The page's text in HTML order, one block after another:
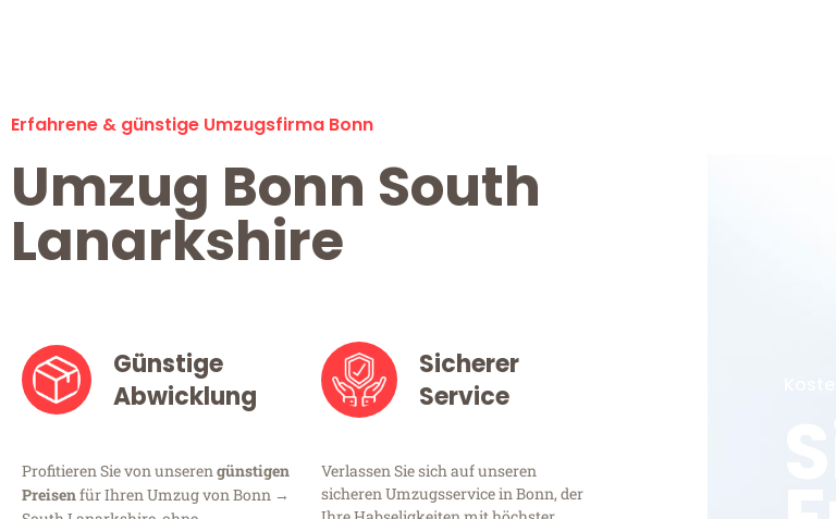
Erfahrene & günstige Umzugsfirma Bonn
Umzug Bonn South
Lanarkshire
Günstige
Abwicklung
Profitieren Sie von unserengünstigen
Preisenfür Ihren Umzug von Bonn →
Sicherer
Service
Verlassen Sie sich auf unseren
sicheren Umzugsservice in Bonn, der